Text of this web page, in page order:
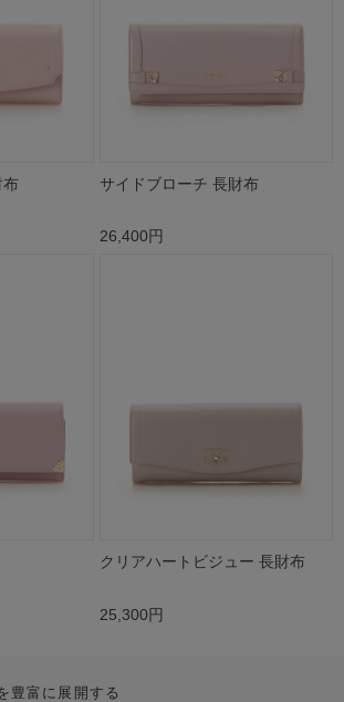
布 サイドブローチ 長財布
26,400円
クリアハートビジュー 長財布
25,300円
豊富に展開する